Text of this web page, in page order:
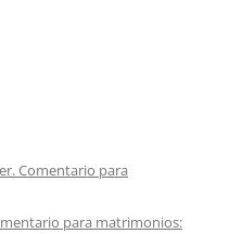
Comentario para
para matrimonios: